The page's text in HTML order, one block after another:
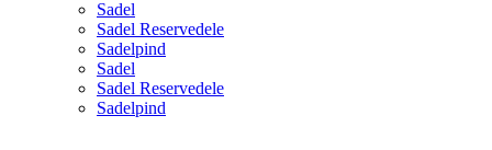
Sadel
Sadel Reservedele
Sadelpind
Sadel
Sadel Reservedele
Sadelpind